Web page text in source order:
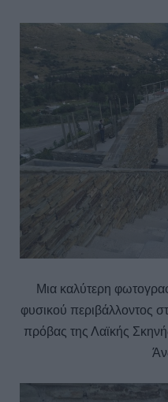
Μια καλύτερη
φυσικού περιβάλλοντος
πρόβας της Λαϊκής